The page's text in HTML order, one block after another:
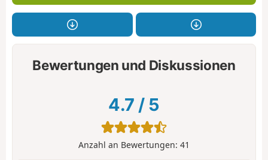
Bewertungen und Diskussionen
4.7 / 5
Anzahl an Bewertungen: 41